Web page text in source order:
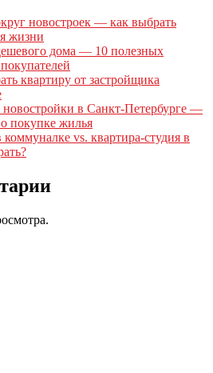
новостроек — как выбрать
жизни
дома — 10 полезных
квартиру от застройщика
в Санкт-Петербурге —
покупке жилья
vs. квартира-студия в